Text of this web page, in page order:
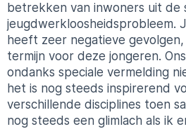
betrekken van inwoners uit de
jeugdwerkloosheidsprobleem.
heeft zeer negatieve
termijn voor deze jongeren.
ondanks speciale vermelding
het is nog steeds inspirerend
verschillende disciplines toen
nog steeds een glimlach als ik